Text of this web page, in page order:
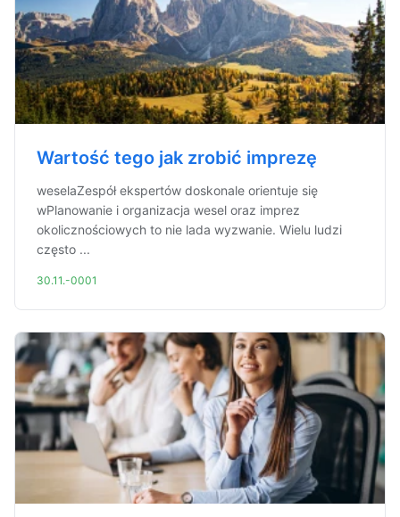
Wartość tego jak zrobić imprezę
weselaZespół ekspertów doskonale orientuje się
wPlanowanie i organizacja wesel oraz imprez
okolicznościowych to nie lada wyzwanie. Wielu ludzi
często ...
30.11.-0001